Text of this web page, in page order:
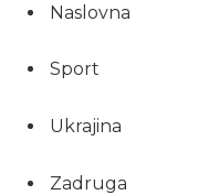
Naslovna
Sport
Ukrajina
Zadruga